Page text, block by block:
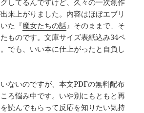
してるんですけど、久々の一次創作
来上がりました。内容はほぼエブリ
た『魔女たちの話』そのままで、そ
ものです。文庫サイズ表紙込み34ペ
でも、いい本に仕上がったと自負し
ないのですが、本文PDFの無料配布
ろ悩み中です。いや別にもともと再
読んでもらって反応を知りたい気持